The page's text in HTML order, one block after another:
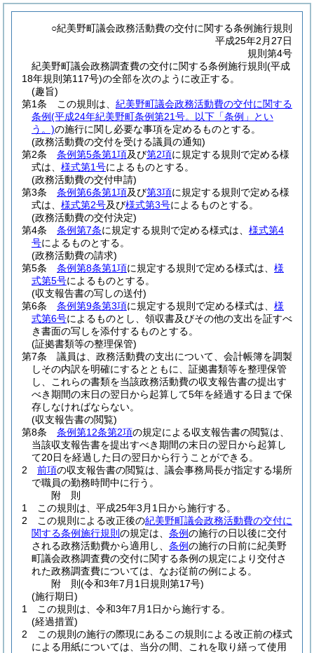
○紀美野町議会政務活動費の交付に関する条例施行規則
平成25年2月27日
規則第4号
紀美野町議会政務調査費の交付に関する条例施行規則(平成
18年規則第117号)の全部を次のように改正する。
(趣旨)
第1条
この規則は、 紀美野町議会政務活動費の交付に関する
条例(平成24年紀美野町条例第21号。以下「条例」とい
う。)の施行に関し必要な事項を定めるものとする。
(政務活動費の交付を受ける議員の通知)
第2条
条例第5条第1項及び第2項に規定する規則で定める様
式は、 様式第1号によるものとする。
(政務活動費の交付申請)
第3条
条例第6条第1項及び第3項に規定する規則で定める様
式は、 様式第2号及び様式第3号によるものとする。
(政務活動費の交付決定)
第4条
条例第7条に規定する規則で定める様式は、 様式第4
号によるものとする。
(政務活動費の請求)
第5条
条例第8条第1項に規定する規則で定める様式は、 様
式第5号によるものとする。
(収支報告書の写しの送付)
第6条
条例第9条第3項に規定する規則で定める様式は、 様
式第6号によるものとし、領収書及びその他の支出を証すべ
き書面の写しを添付するものとする。
(証拠書類等の整理保管)
第7条
議員は、政務活動費の支出について、会計帳簿を調製
しその内訳を明確にするとともに、証拠書類等を整理保管
し、これらの書類を当該政務活動費の収支報告書の提出す
べき期間の末日の翌日から起算して5年を経過する日まで保
存しなければならない。
(収支報告書の閲覧)
第8条
条例第12条第2項の規定による収支報告書の閲覧は、
当該収支報告書を提出すべき期間の末日の翌日から起算し
て20日を経過した日の翌日から行うことができる。
2
前項の収支報告書の閲覧は、議会事務局長が指定する場所
で職員の勤務時間中に行う。
附 則
1
この規則は、平成25年3月1日から施行する。
2
この規則による改正後の紀美野町議会政務活動費の交付に
関する条例施行規則 の規定は、 条例の施行の日以後に交付
される政務活動費から適用し、 条例の施行の日前に紀美野
町議会政務調査費の交付に関する条例の規定により交付さ
れた政務調査費については、なお従前の例による。
附 則(令和3年7月1日規則第17号)
(施行期日)
1
この規則は、令和3年7月1日から施行する。
(経過措置)
2
この規則の施行の際現にあるこの規則による改正前の様式
による用紙については、当分の間、これを取り繕って使用